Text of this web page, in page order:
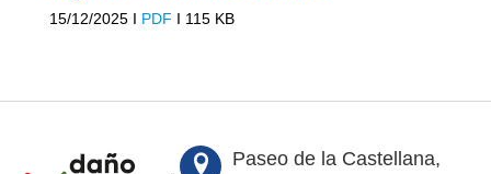
15/12/2025 I PDF I 115 KB
Paseo de la Castellana,